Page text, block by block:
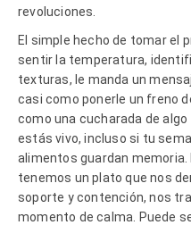
revoluciones.
El simple hecho de tomar el
sentir la temperatura,
texturas, le manda un
casi como ponerle un freno
como una cucharada de
estás vivo, incluso si tu
alimentos guardan
tenemos un plato que nos
soporte y contención, nos
momento de calma. Puede